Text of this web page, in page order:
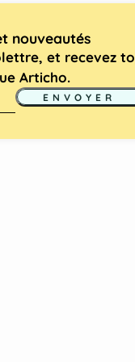
nouveautés
et recevez
Articho.
ENVOYER
et laPolitique de